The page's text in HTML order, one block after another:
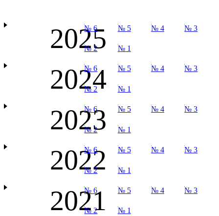
2025
№ 6 № 5 № 4 № 3
№ 2 № 1
2024
№ 6 № 5 № 4 № 3
№ 2 № 1
2023
№ 6 № 5 № 4 № 3
№ 2 № 1
2022
№ 6 № 5 № 4 № 3
№ 2 № 1
2021
№ 6 № 5 № 4 № 3
№ 2 № 1